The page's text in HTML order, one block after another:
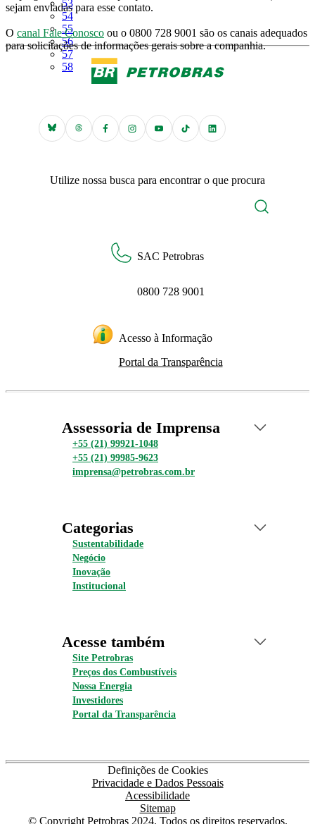
Página
53
Página
54
Página
55
Página
56
Página
57
Página
58
sejam enviadas para esse contato.
O canal Fale Conosco ou o 0800 728 9001 são os canais adequados
para solicitações de informações gerais sobre a companhia.
Utilize nossa busca para encontrar o que procura
SAC Petrobras
0800 728 9001
Acesso à Informação
Portal da Transparência
Assessoria de Imprensa
+55 (21) 99921-1048
+55 (21) 99985-9623
imprensa@petrobras.com.br
Categorias
Sustentabilidade
Negócio
Inovação
Institucional
Acesse também
Site Petrobras
Preços dos Combustíveis
Nossa Energia
Investidores
Portal da Transparência
Definições de Cookies
Privacidade e Dados Pessoais
Acessibilidade
Sitemap
© Copyright Petrobras 2024. Todos os direitos reservados.